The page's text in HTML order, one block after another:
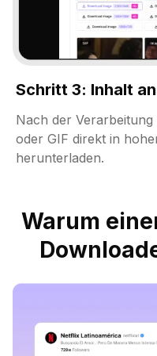
Schritt 3: Inhalt
Nach der Verarbeitung
oder GIF direkt in
herunterladen.
Warum